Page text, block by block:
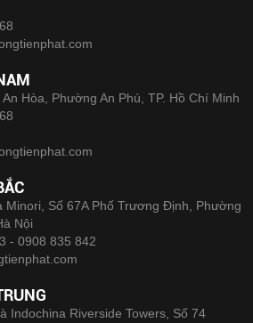
Hòa, Phường An Phú, TP. Hồ Chí Minh
Số 67A Phố Trương Định, Phường
Nội
- 0908 835 842
Indochina Riverside Towers, Số 74